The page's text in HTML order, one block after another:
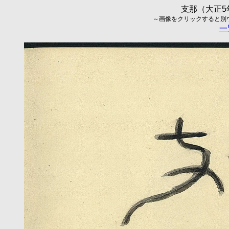
支那（大正5
～画像をクリックすると
一